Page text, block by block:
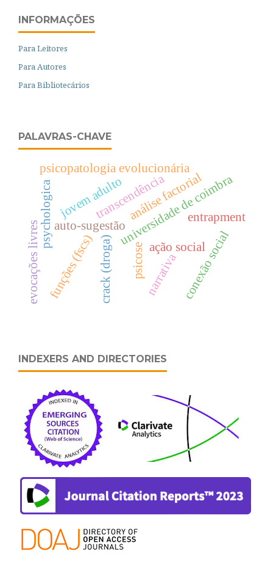
INFORMAÇÕES
Para Leitores
Para Autores
Para Bibliotecários
PALAVRAS-CHAVE
auto-sugestão
ação social
universidade de coimbra
psychologica análise factorial
narrativa
entrapment
psicopatologia evolucionária
evocações livres
jovem adulto
crack (droga) conexão social
funções (fscs) psicose
transcendência
INDEXERS AND DIRECTORIES